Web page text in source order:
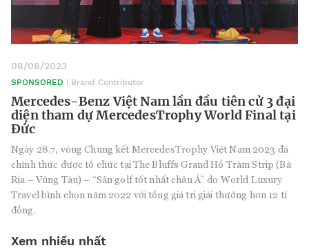
08/08/2023
SPONSORED | Brand Contributor
Mercedes-Benz Việt Nam lần đầu tiên cử 3 đại
diện tham dự MercedesTrophy World Final tại
Đức
Ngày 28.7, vòng Chung kết MercedesTrophy Việt Nam 2023 đã
chính thức được tổ chức tại The Bluffs Grand Hồ Tràm Strip (Bà
Rịa – Vũng Tàu) – “Sân golf tốt nhất châu Á” do World Luxury
Travel bình chọn năm 2022 với tổng giá trị giải thưởng hơn 12 tỉ
đồng.
Xem nhiều nhất